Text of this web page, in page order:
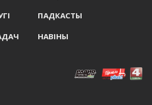
ПАДКАСТЫ
НАВIНЫ